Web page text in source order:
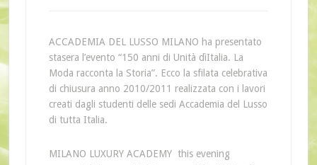
ACCADEMIA DEL LUSSO MILANO ha presentato
stasera l’evento “150 anni di Unità dìItalia. La
Moda racconta la Storia”. Ecco la sfilata celebrativa
di chiusura anno 2010/2011 realizzata con i lavori
creati dagli studenti delle sedi Accademia del Lusso
di tutta Italia.
MILANO LUXURY ACADEMY this evening